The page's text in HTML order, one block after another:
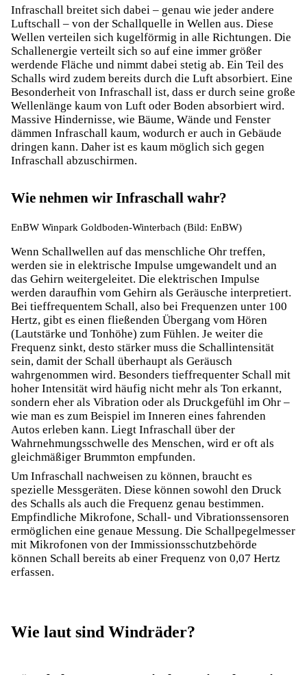
Infraschall breitet sich dabei – genau wie jeder andere
Luftschall – von der Schallquelle in Wellen aus. Diese
Wellen verteilen sich kugelförmig in alle Richtungen. Die
Schallenergie verteilt sich so auf eine immer größer
werdende Fläche und nimmt dabei stetig ab. Ein Teil des
Schalls wird zudem bereits durch die Luft absorbiert. Eine
Besonderheit von Infraschall ist, dass er durch seine große
Wellenlänge kaum von Luft oder Boden absorbiert wird.
Massive Hindernisse, wie Bäume, Wände und Fenster
dämmen Infraschall kaum, wodurch er auch in Gebäude
dringen kann. Daher ist es kaum möglich sich gegen
Infraschall abzuschirmen.
Wie nehmen wir Infraschall wahr?
EnBW Winpark Goldboden-Winterbach (Bild: EnBW)
Wenn Schallwellen auf das menschliche Ohr treffen,
werden sie in elektrische Impulse umgewandelt und an
das Gehirn weitergeleitet. Die elektrischen Impulse
werden daraufhin vom Gehirn als Geräusche interpretiert.
Bei tieffrequentem Schall, also bei Frequenzen unter 100
Hertz, gibt es einen fließenden Übergang vom Hören
(Lautstärke und Tonhöhe) zum Fühlen. Je weiter die
Frequenz sinkt, desto stärker muss die Schallintensität
sein, damit der Schall überhaupt als Geräusch
wahrgenommen wird. Besonders tieffrequenter Schall mit
hoher Intensität wird häufig nicht mehr als Ton erkannt,
sondern eher als Vibration oder als Druckgefühl im Ohr –
wie man es zum Beispiel im Inneren eines fahrenden
Autos erleben kann. Liegt Infraschall über der
Wahrnehmungsschwelle des Menschen, wird er oft als
gleichmäßiger Brummton empfunden.
Um Infraschall nachweisen zu können, braucht es
spezielle Messgeräten. Diese können sowohl den Druck
des Schalls als auch die Frequenz genau bestimmen.
Empfindliche Mikrofone, Schall- und Vibrationssensoren
ermöglichen eine genaue Messung. Die Schallpegelmesser
mit Mikrofonen von der Immissionsschutzbehörde
können Schall bereits ab einer Frequenz von 0,07 Hertz
erfassen.
Wie laut sind Windräder?